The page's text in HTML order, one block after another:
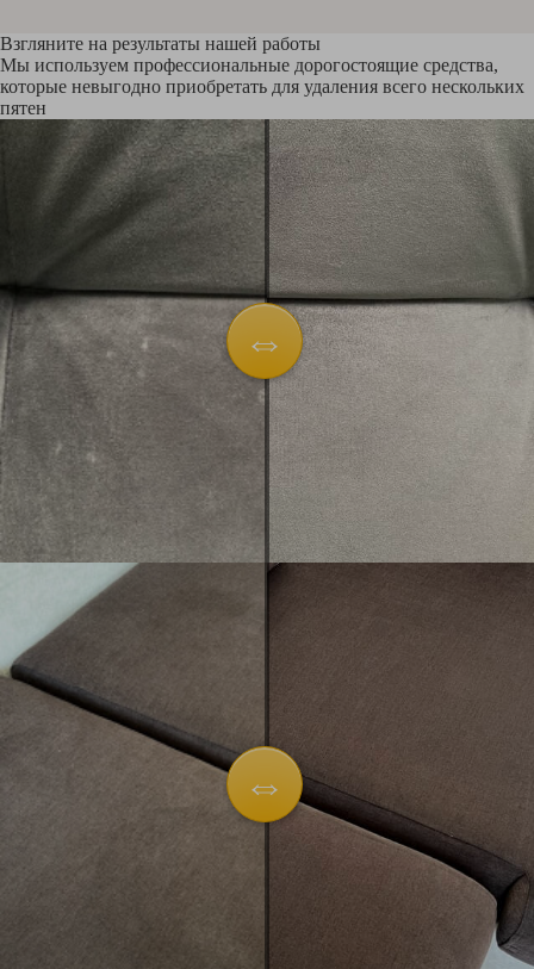
Взгляните на результаты нашей работы
Мы используем профессиональные дорогостоящие средства,
которые невыгодно приобретать для удаления всего нескольких
пятен